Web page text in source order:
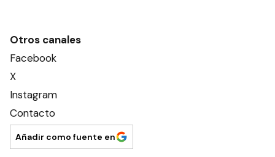
Otros canales
Facebook
X
Instagram
Contacto
Añadir como fuente en